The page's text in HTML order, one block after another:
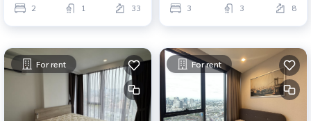
2 1 33 3 3 8
For rent For rent